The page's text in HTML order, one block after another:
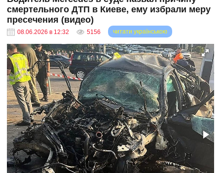
смертельного ДТП в Киеве, ему избрали меру
пресечения (видео)
08.06.2026 в 12:32 5156 читати українською